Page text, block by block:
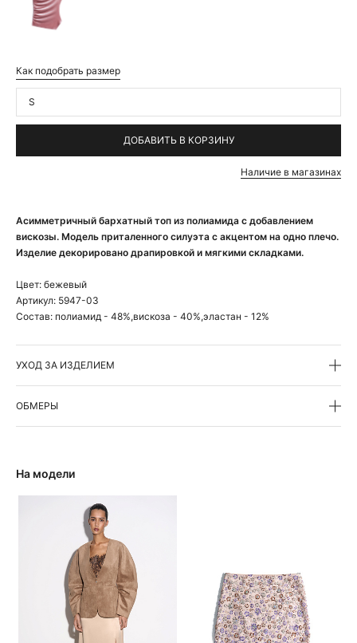
Асимметричный бархатный топ из полиамида с добавлением
вискозы. Модель приталенного силуэта с акцентом на одно плечо.
Изделие декорировано драпировкой и мягкими складками.
Цвет: бежевый
Артикул: 5947-03
Состав: полиамид - 48%,вискоза - 40%,эластан - 12%
УХОД ЗА ИЗДЕЛИЕМ
ОБМЕРЫ
Как подобрать размер
S
ДОБАВИТЬ В КОРЗИНУ
Наличие в магазинах
На модели